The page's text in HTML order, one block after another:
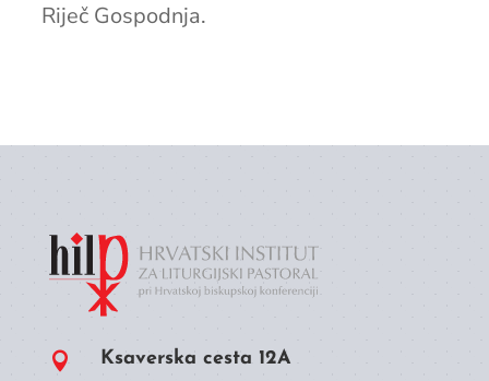
Riječ Gospodnja.
 Ksaverska cesta 12A